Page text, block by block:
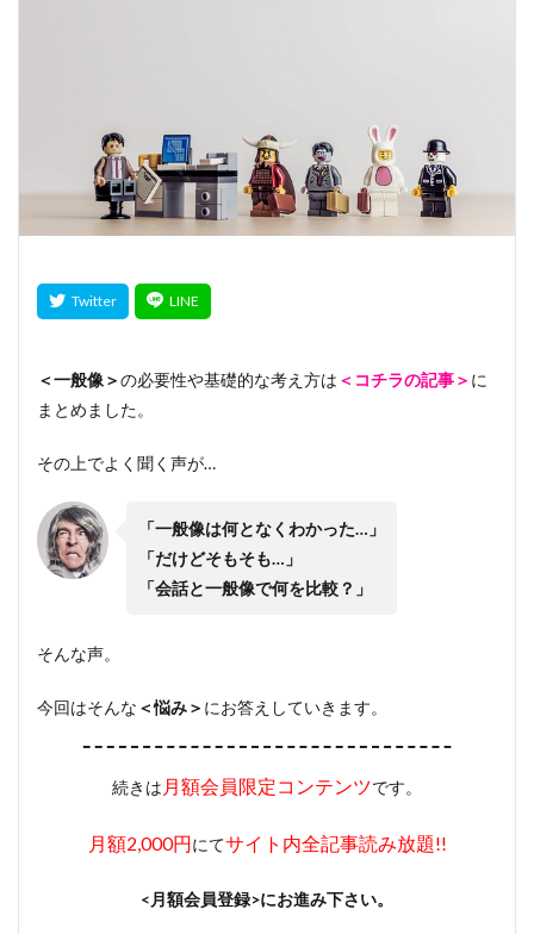
＜一般像＞の必要性や基礎的な考え方は ＜コチラの記事＞ に
まとめました。
その上でよく聞く声が…
「一般像は何となくわかった…」
「だけどそもそも…」
「会話と一般像で何を比較？」
そんな声。
今回はそんな ＜悩み＞ にお答えしていきます。
続きは 月額会員限定コンテンツです。
月額2,000円にてサイト内全記事読み放題!!
<月額会員登録>にお進み下さい。